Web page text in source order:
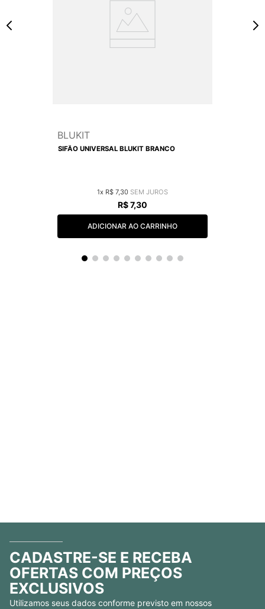
BLUKIT
SIFÃO UNIVERSAL BLUKIT BRANCO
1 R$ 7, 30
R$7,30
ADICIONAR AO CARRINHO
CADASTRE-SE E RECEBA
OFERTAS COM PREÇOS
EXCLUSIVOS
Utilizamos seus dados conforme previsto em nossos